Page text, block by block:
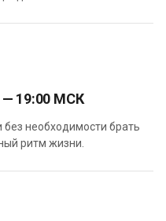
— 19:00 МСК
без необходимости брать
ритм жизни.